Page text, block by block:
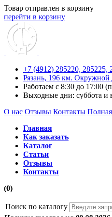
Товар отправлен в корзину
перейти в корзину
+7 (4912) 285220, 285225,
Рязань, 196 км. Окружной
Работаем с 8:30 до 17:00
Выходные дни: суббота и
О нас Отзывы Контакты
Главная
Как заказать
Каталог
Статьи
Отзывы
Контакты
(0)
Поиск по каталогу